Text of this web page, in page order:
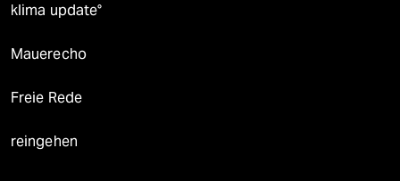
klima update°
Mauerecho
Freie Rede
reingehen